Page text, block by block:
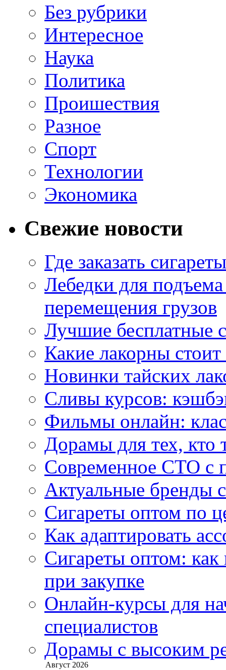
Без рубрики
Интересное
Наука
Политика
Проишествия
Разное
Спорт
Технологии
Экономика
Свежие новости
Где заказать
Лебедки для
перемещения грузов
Лучшие бесплатные
Какие лакорны стоит
Новинки тайских
Сливы курсов:
Фильмы онлайн:
Дорамы для тех, кто
Современное СТО с
Актуальные бренды
Сигареты оптом по
Как адаптировать
Сигареты оптом:
при закупке
Онлайн-курсы для
специалистов
Дорамы с высоким
Август 2026